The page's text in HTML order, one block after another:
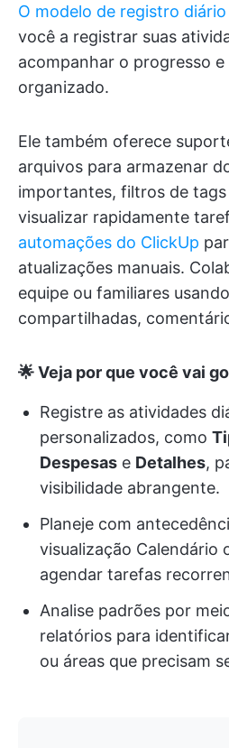
O modelo de registro
você a registrar suas
acompanhar o progresso
organizado.
Ele também oferece
arquivos para armazenar
importantes, filtros de
visualizar rapidamente
automações do ClickUp
atualizações manuais.
equipe ou familiares
compartilhadas,
🌟 Veja por que você vai
Registre as atividades
personalizados, como
Despesas e Detalhes,
visibilidade abrangente.
Planeje com
visualização Calendário
agendar tarefas
Analise padrões por
relatórios para
ou áreas que precisam